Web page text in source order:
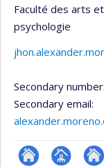
Faculté des arts
psychologie
Secondary number:
Secondary email: